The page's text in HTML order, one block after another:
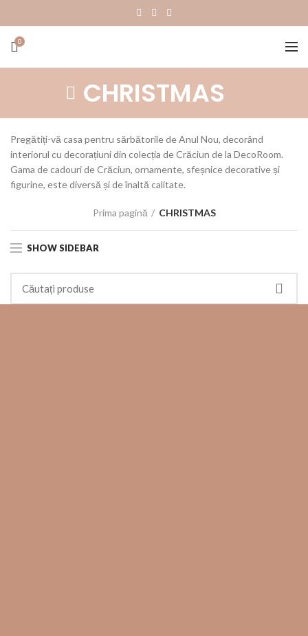
0
CHRISTMAS
Pregătiți-vă casa pentru sărbătorile de Anul Nou, decorând
interiorul cu decorațiuni din colecția de Crăciun de la DecoRoom.
Gama de cadouri de Crăciun, ornamente, sfeșnice decorative și
figurine, este diversă și de înaltă calitate.
Prima pagină CHRISTMAS
SHOW SIDEBAR